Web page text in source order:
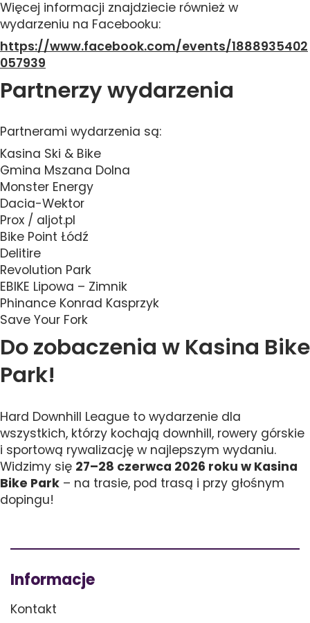
Więcej informacji znajdziecie również w
wydarzeniu na Facebooku:
https://www.facebook.com/events/1888935402
057939
Partnerzy wydarzenia
Partnerami wydarzenia są:
Kasina Ski & Bike
Gmina Mszana Dolna
Monster Energy
Dacia-Wektor
Prox / aljot.pl
Bike Point Łódź
Delitire
Revolution Park
EBIKE Lipowa – Zimnik
Phinance Konrad Kasprzyk
Save Your Fork
Do zobaczenia w Kasina Bike
Park!
Hard Downhill League to wydarzenie dla
wszystkich, którzy kochają downhill, rowery górskie
i sportową rywalizację w najlepszym wydaniu.
Widzimy się 27–28 czerwca 2026 roku w Kasina
Bike Park – na trasie, pod trasą i przy głośnym
dopingu!
Informacje
Kontakt